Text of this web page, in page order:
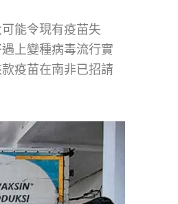
能令現有疫苗失
上變種病毒流行實
疫苗在南非已招請